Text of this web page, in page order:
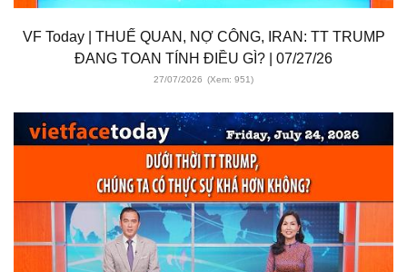
VF Today | THUẾ QUAN, NỢ CÔNG, IRAN: TT TRUMP
ĐANG TOAN TÍNH ĐIỀU GÌ? | 07/27/26
27/07/2026 (Xem: 951)